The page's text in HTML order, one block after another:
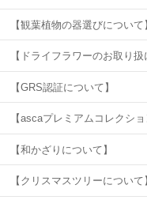
【観葉植物の器選びについて
【ドライフラワーのお取り扱
【GRS認証について】
【ascaプレミアムコレクショ
【和かざりについて】
【クリスマスツリーについて